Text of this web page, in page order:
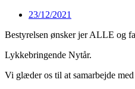
23/12/2021
Bestyrelsen ønsker jer ALLE og
Lykkebringende Nytår.
Vi glæder os til at samarbejde